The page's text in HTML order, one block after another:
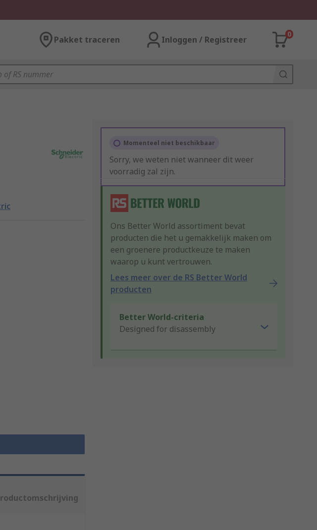
Pakket traceren Inloggen / Registreer
0
Momenteel niet beschikbaar
Sorry, we weten niet wanneer dit weer
voorradig zal zijn.
Ons Better World assortiment bevat
producten die het u gemakkelijk maken om
een groenere productkeuze te maken
waarop u kunt vertrouwen.
Lees meer over de RS Better World
producten
Better World-criteria
Designed for disassembly